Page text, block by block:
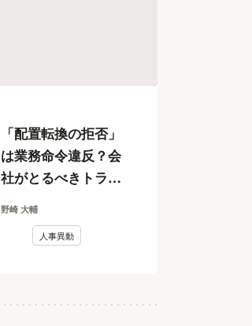
「配置転換の拒否」
は業務命令違反？会
社がとるべきトラブ
野崎 大輔
人事異動